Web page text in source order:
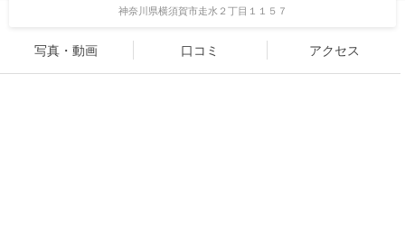
神奈川県横須賀市走水２丁目１１５７
写真・動画 口コミ アクセス